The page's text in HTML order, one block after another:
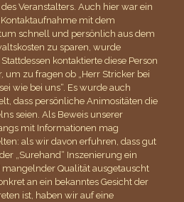
Veranstalters. Auch hier war ein
mit dem
schnell und persönlich aus dem
zu sparen, wurde
kontaktierte diese Person
, um zu fragen ob „Herr Stricker bei
wie bei uns“. Es wurde auch
dass persönliche Animositäten die
seien. Als Beweis unserer
mit Informationen mag
als wir davon erfuhren, dass gut
„Surehand“ Inszenierung ein
Qualität ausgetauscht
an ein bekanntes Gesicht der
ist, haben wir auf eine